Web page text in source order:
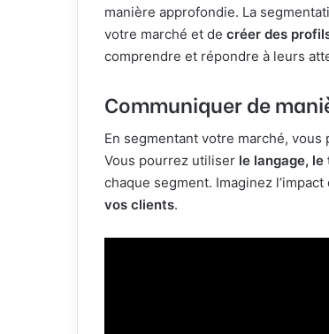
manière approfondie. La
votre marché et de créer des
comprendre et répondre à leurs
Communiquer de
En segmentant votre marché,
Vous pourrez utiliser le langage,
chaque segment. Imaginez
vos clients.